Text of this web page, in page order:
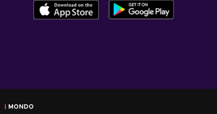
MONDO